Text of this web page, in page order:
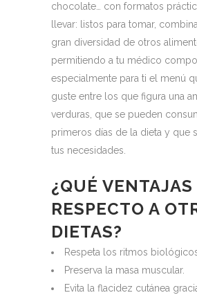
chocolate… con formatos
llevar: listos para tomar,
gran diversidad de otros
permitiendo a tu médico
especialmente para ti el menú
guste entre los que figura una
verduras, que se pueden
primeros días de la dieta y que
tus necesidades.
¿QUÉ
RESPECTO A
DIETAS?
Respeta los ritmos
Preserva la masa muscular.
Evita la flacidez cutánea